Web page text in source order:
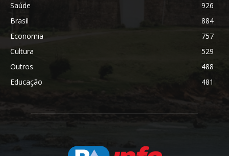
Saúde
926
Brasil
884
Economia
757
Cultura
529
Outros
488
Educação
481